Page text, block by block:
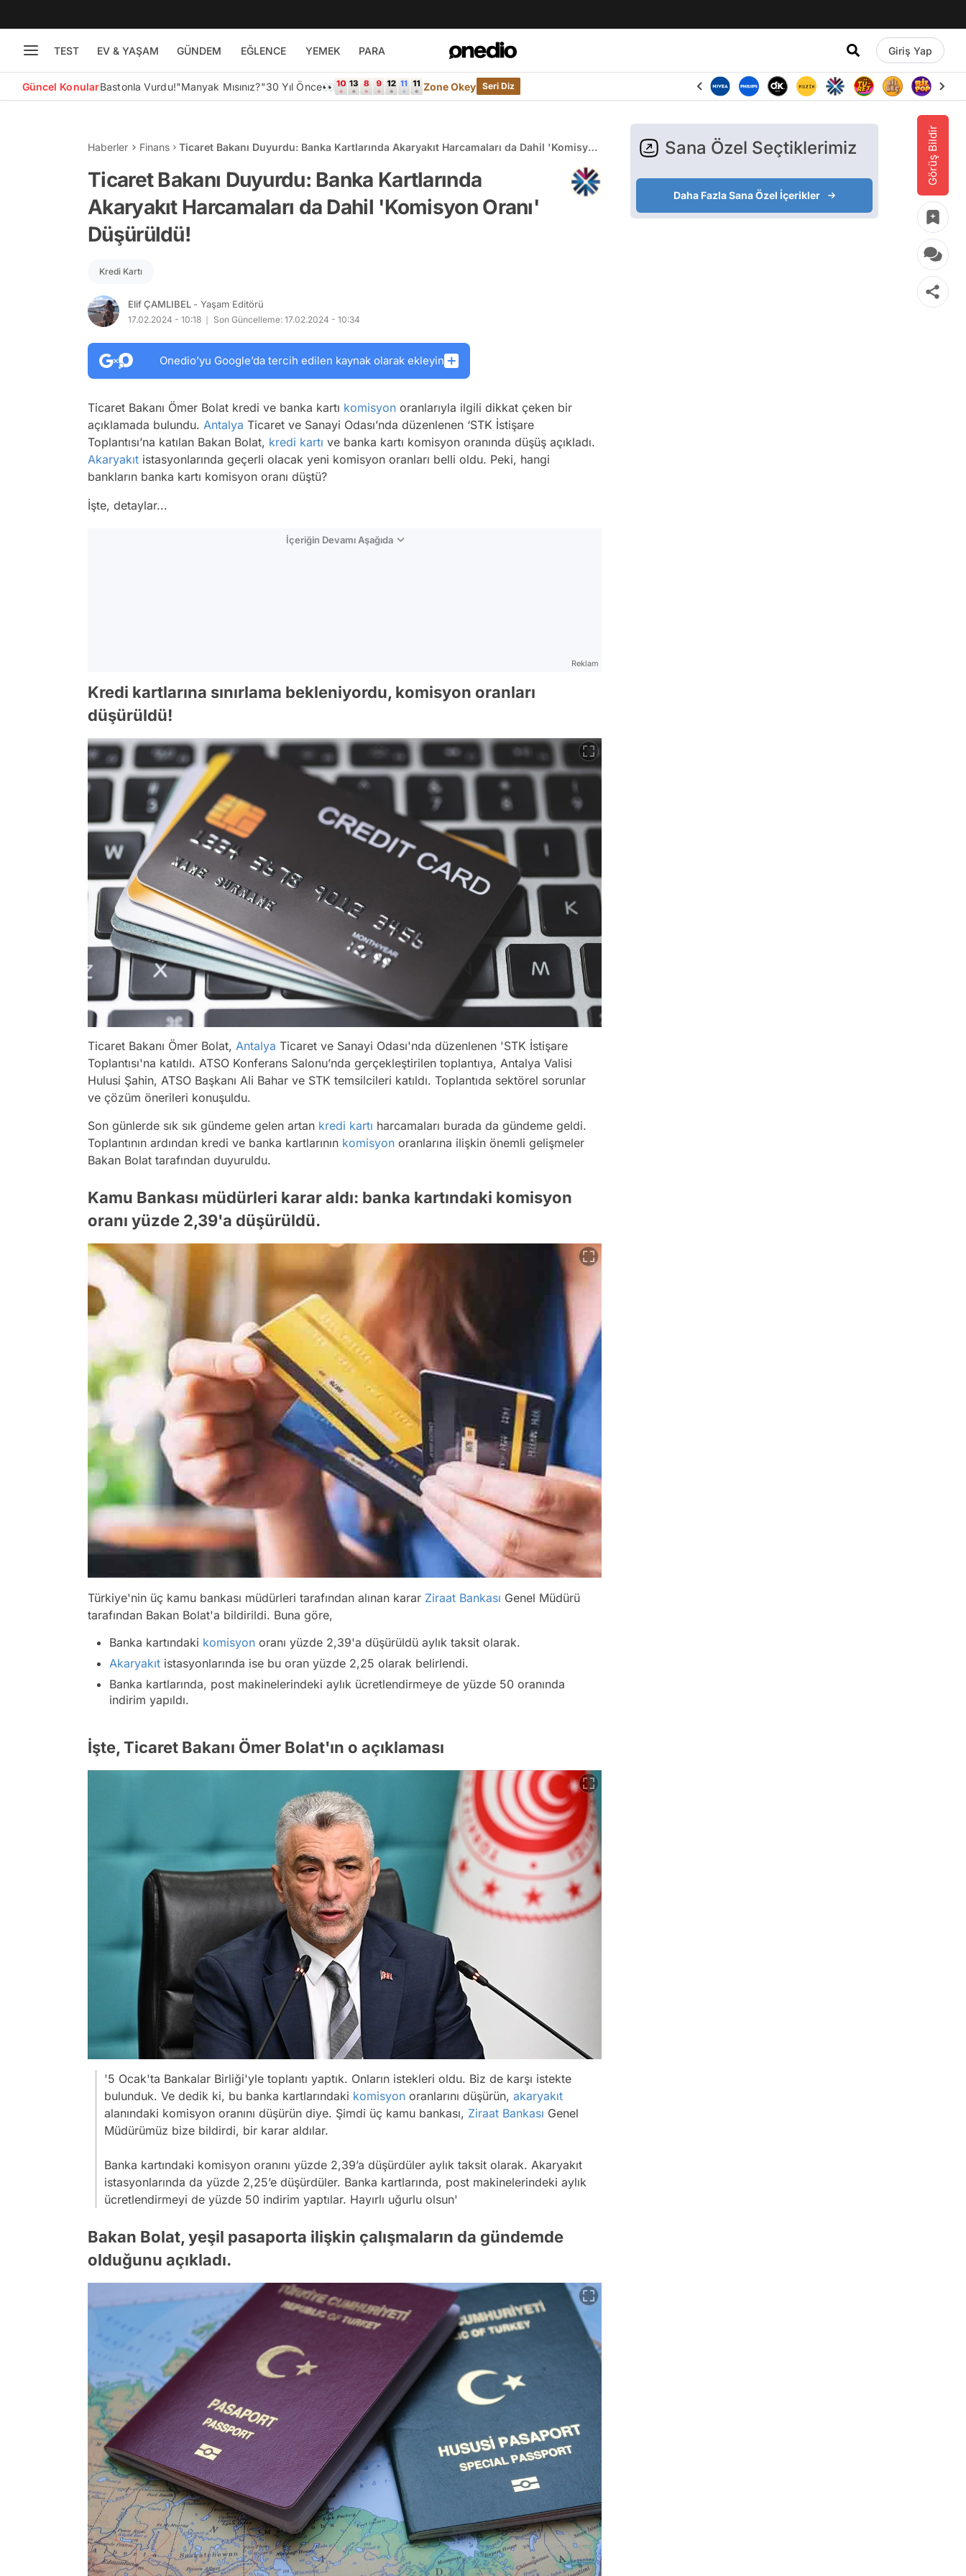
TEST EV & YAŞAM GÜNDEM EĞLENCE YEMEK PARA Giriş Yap
Güncel KonularBastonla Vurdu!"Manyak Mısınız?"30 Yıl Önce👀 Zone Okey Seri Diz
Görüş Bildir
Haberler Finans
Ticaret Bakanı Duyurdu: Banka Kartlarında Akaryakıt Harcamaları da Dahil 'Komisyon
Ticaret Bakanı Duyurdu: Banka Kartlarında
Akaryakıt Harcamaları da Dahil 'Komisyon Oranı'
Düşürüldü!
Kredi Kartı
Elif ÇAMLIBEL - Yaşam Editörü
17.02.2024 - 10:18 Son Güncelleme: 17.02.2024 - 10:34
Onedio’yu Google’da tercih edilen kaynak olarak ekleyin
Ticaret Bakanı Ömer Bolat kredi ve banka kartı komisyon oranlarıyla ilgili dikkat çeken bir
açıklamada bulundu. Antalya Ticaret ve Sanayi Odası’nda düzenlenen ‘STK İstişare
Toplantısı’na katılan Bakan Bolat, kredi kartı ve banka kartı komisyon oranında düşüş açıkladı.
Akaryakıt istasyonlarında geçerli olacak yeni komisyon oranları belli oldu. Peki, hangi
bankların banka kartı komisyon oranı düştü?
İşte, detaylar...
İçeriğin Devamı Aşağıda
Reklam
Kredi kartlarına sınırlama bekleniyordu, komisyon oranları
düşürüldü!
Ticaret Bakanı Ömer Bolat, Antalya Ticaret ve Sanayi Odası'nda düzenlenen 'STK İstişare
Toplantısı'na katıldı. ATSO Konferans Salonu’nda gerçekleştirilen toplantıya, Antalya Valisi
Hulusi Şahin, ATSO Başkanı Ali Bahar ve STK temsilcileri katıldı. Toplantıda sektörel sorunlar
ve çözüm önerileri konuşuldu.
Son günlerde sık sık gündeme gelen artan kredi kartı harcamaları burada da gündeme geldi.
Toplantının ardından kredi ve banka kartlarının komisyon oranlarına ilişkin önemli gelişmeler
Bakan Bolat tarafından duyuruldu.
Kamu Bankası müdürleri karar aldı: banka kartındaki komisyon
oranı yüzde 2,39'a düşürüldü.
Türkiye'nin üç kamu bankası müdürleri tarafından alınan karar Ziraat Bankası Genel Müdürü
tarafından Bakan Bolat'a bildirildi. Buna göre,
Banka kartındaki komisyon oranı yüzde 2,39'a düşürüldü aylık taksit olarak.
Akaryakıt istasyonlarında ise bu oran yüzde 2,25 olarak belirlendi.
Banka kartlarında, post makinelerindeki aylık ücretlendirmeye de yüzde 50 oranında
indirim yapıldı.
İşte, Ticaret Bakanı Ömer Bolat'ın o açıklaması
'5 Ocak'ta Bankalar Birliği'yle toplantı yaptık. Onların istekleri oldu. Biz de karşı istekte
bulunduk. Ve dedik ki, bu banka kartlarındaki komisyon oranlarını düşürün, akaryakıt
alanındaki komisyon oranını düşürün diye. Şimdi üç kamu bankası, Ziraat Bankası Genel
Müdürümüz bize bildirdi, bir karar aldılar.
Banka kartındaki komisyon oranını yüzde 2,39’a düşürdüler aylık taksit olarak. Akaryakıt
istasyonlarında da yüzde 2,25’e düşürdüler. Banka kartlarında, post makinelerindeki aylık
ücretlendirmeyi de yüzde 50 indirim yaptılar. Hayırlı uğurlu olsun'
Bakan Bolat, yeşil pasaporta ilişkin çalışmaların da gündemde
olduğunu açıkladı.
Sana Özel Seçtiklerimiz
Daha Fazla Sana Özel İçerikler